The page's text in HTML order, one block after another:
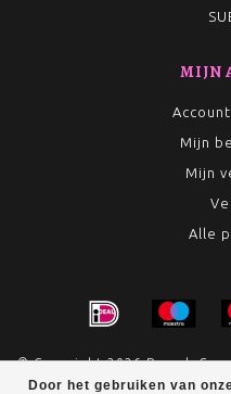
Door het gebruiken van
MIJN
Mijn
Mijn
Alle
© Copyright 2026 Rumah
- Theme